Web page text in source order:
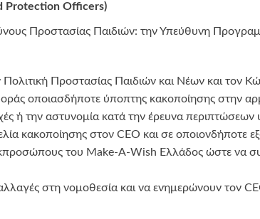
Protection Officers)
Προστασίας Παιδιών: την Υπεύθυνη
Προστασίας Παιδιών και Νέων και τον
οποιασδήποτε ύποπτης κακοποίησης στην
ή την αστυνομία κατά την έρευνα
κακοποίησης στον CEO και σε οποιονδήποτε
του Make-A-Wish Ελλάδος ώστε να
στη νομοθεσία και να ενημερώνουν τον